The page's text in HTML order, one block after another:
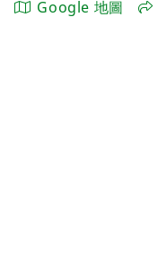
Google 地圖